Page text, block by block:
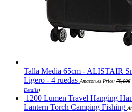
Talla Media 65cm - ALISTAIR
Ligero - 4 ruedas Amazon.es Price: 79,00€
Details)
1200 Lumen Travel Hanging
Lantern Torch Camping Fishing